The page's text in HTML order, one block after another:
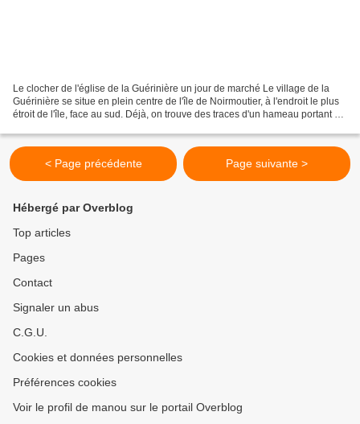
Le clocher de l'église de la Guérinière un jour de marché Le village de la
Guérinière se situe en plein centre de l'île de Noirmoutier, à l'endroit le plus
étroit de l'île, face au sud. Déjà, on trouve des traces d'un hameau portant ce
< Page précédente Page suivante >
Hébergé par Overblog
Top articles
Pages
Contact
Signaler un abus
C.G.U.
Cookies et données personnelles
Préférences cookies
Voir le profil de manou sur le portail Overblog